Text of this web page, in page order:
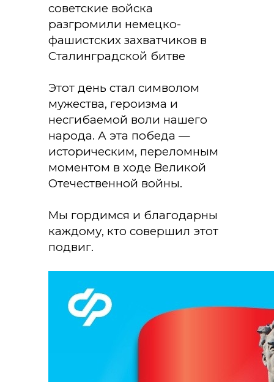
советские войска
разгромили немецко-
фашистских захватчиков в
Сталинградской битве
Этот день стал символом
мужества, героизма и
несгибаемой воли нашего
народа. А эта победа —
историческим, переломным
моментом в ходе Великой
Отечественной войны.
Мы гордимся и благодарны
каждому, кто совершил этот
подвиг.